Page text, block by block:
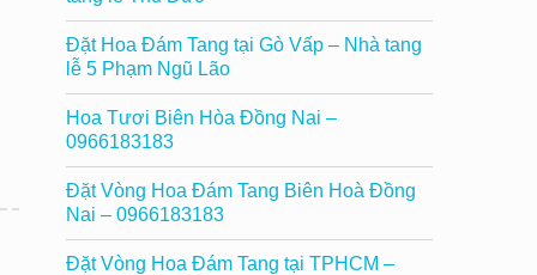
Đặt Hoa Đám Tang tại Gò Vấp – Nhà tang
lễ 5 Phạm Ngũ Lão
Hoa Tươi Biên Hòa Đồng Nai –
0966183183
Đặt Vòng Hoa Đám Tang Biên Hoà Đồng
Nai – 0966183183
Đặt Vòng Hoa Đám Tang tại TPHCM –